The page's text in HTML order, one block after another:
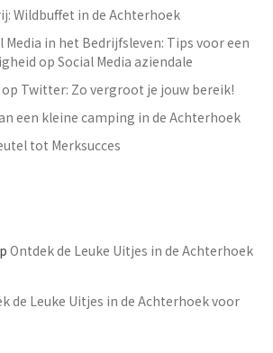
Wildbuffet in de Achterhoek
Media in het Bedrijfsleven: Tips voor een
op Social Media aziendale
Twitter: Zo vergroot je jouw bereik!
een kleine camping in de Achterhoek
tot Merksucces
Ontdek de Leuke Uitjes in de Achterhoek
de Leuke Uitjes in de Achterhoek voor